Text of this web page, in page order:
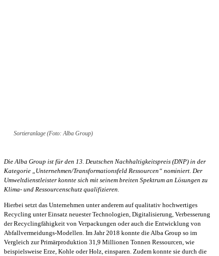
Sortieranlage (Foto: Alba Group)
Die Alba Group ist für den 13. Deutschen Nachhaltigkeitspreis (DNP) in der
Kategorie „Unternehmen/Transformationsfeld Ressourcen“ nominiert. Der
Umweltdienstleister konnte sich mit seinem breiten Spektrum an Lösungen zu
Klima- und Ressourcenschutz qualifizieren.
Hierbei setzt das Unternehmen unter anderem auf qualitativ hochwertiges
Recycling unter Einsatz neuester Technologien, Digitalisierung, Verbesserung
der Recyclingfähigkeit von Verpackungen oder auch die Entwicklung von
Abfallvermeidungs-Modellen. Im Jahr 2018 konnte die Alba Group so im
Vergleich zur Primärproduktion 31,9 Millionen Tonnen Ressourcen, wie
beispielsweise Erze, Kohle oder Holz, einsparen. Zudem konnte sie durch die